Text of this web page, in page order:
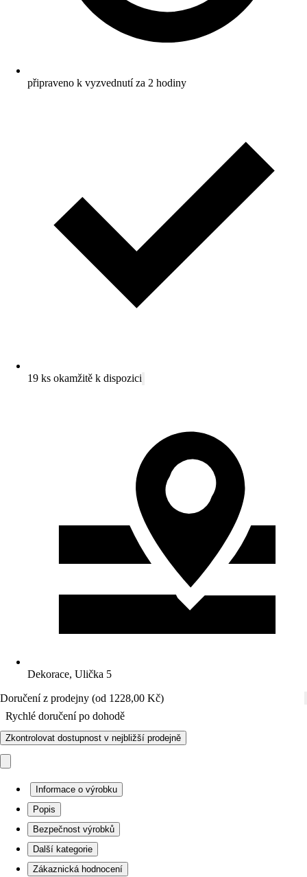
připraveno k vyzvednutí za 2 hodiny
19 ks okamžitě k dispozici
Dekorace, Ulička 5
Doručení z prodejny (od 1228,00 Kč)
Rychlé doručení po dohodě
Zkontrolovat dostupnost v nejbližší prodejně
Informace o výrobku
Popis
Bezpečnost výrobků
Další kategorie
Zákaznická hodnocení